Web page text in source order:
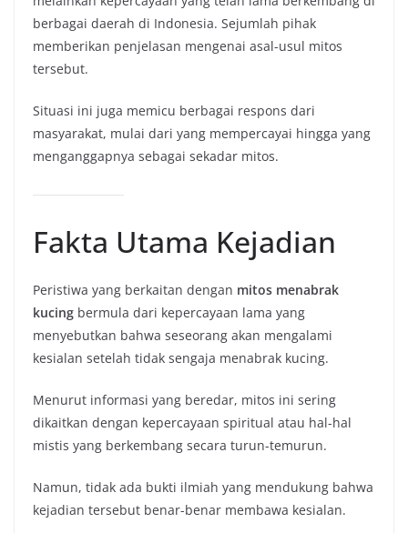
berbagai daerah di Indonesia. Sejumlah pihak
memberikan penjelasan mengenai asal-usul mitos
tersebut.
Situasi ini juga memicu berbagai respons dari
masyarakat, mulai dari yang mempercayai hingga yang
menganggapnya sebagai sekadar mitos.
Fakta Utama Kejadian
Peristiwa yang berkaitan dengan mitos menabrak
kucing bermula dari kepercayaan lama yang
menyebutkan bahwa seseorang akan mengalami
kesialan setelah tidak sengaja menabrak kucing.
Menurut informasi yang beredar, mitos ini sering
dikaitkan dengan kepercayaan spiritual atau hal-hal
mistis yang berkembang secara turun-temurun.
Namun, tidak ada bukti ilmiah yang mendukung bahwa
kejadian tersebut benar-benar membawa kesialan.